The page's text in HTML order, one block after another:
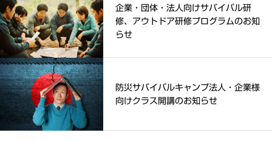
企業・団体・法人向けサバイバル研
修、アウトドア研修プログラムのお知
らせ
防災サバイバルキャンプ法人・企業様
向けクラス開講のお知らせ